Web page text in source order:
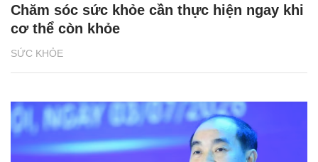
SỨC KHỎE
Chăm sóc sức khỏe cần thực hiện ngay khi
cơ thể còn khỏe